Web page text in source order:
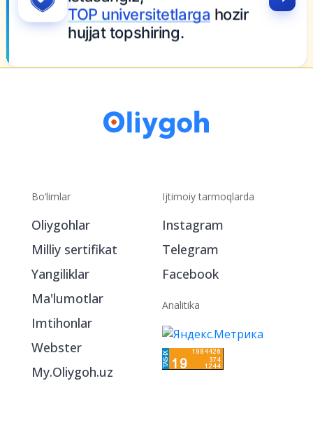
TOP universitetlarga hozir
hujjat topshiring.
Bo‘limlar
Oliygohlar
Milliy sertifikat
Yangiliklar
Ma'lumotlar
Imtihonlar
Webster
My.Oliygoh.uz
Ijtimoiy tarmoqlarda
Instagram
Telegram
Facebook
Analitika